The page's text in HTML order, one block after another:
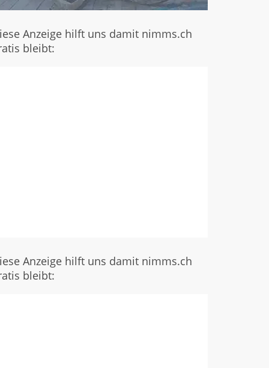
Anzeige hilft uns damit nimms.ch
bleibt:
Anzeige hilft uns damit nimms.ch
bleibt: